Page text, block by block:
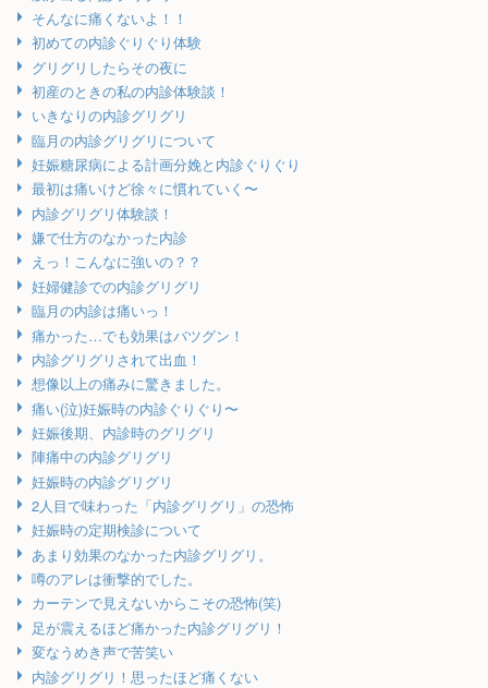
そんなに痛くないよ！！
初めての内診ぐりぐり体験
グリグリしたらその夜に
初産のときの私の内診体験談！
いきなりの内診グリグリ
臨月の内診グリグリについて
妊娠糖尿病による計画分娩と内診ぐりぐり
最初は痛いけど徐々に慣れていく〜
内診グリグリ体験談！
嫌で仕方のなかった内診
えっ！こんなに強いの？？
妊婦健診での内診グリグリ
臨月の内診は痛いっ！
痛かった…でも効果はバツグン！
内診グリグリされて出血！
想像以上の痛みに驚きました。
痛い(泣)妊娠時の内診ぐりぐり〜
妊娠後期、内診時のグリグリ
陣痛中の内診グリグリ
妊娠時の内診グリグリ
2人目で味わった「内診グリグリ」の恐怖
妊娠時の定期検診について
あまり効果のなかった内診グリグリ。
噂のアレは衝撃的でした。
カーテンで見えないからこその恐怖(笑)
足が震えるほど痛かった内診グリグリ！
変なうめき声で苦笑い
内診グリグリ！思ったほど痛くない